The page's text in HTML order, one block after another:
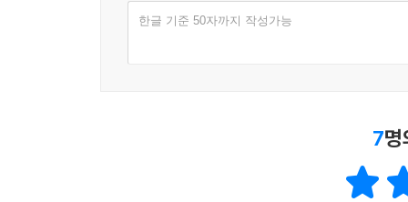
한글 기준 50자까지 작성가능
7